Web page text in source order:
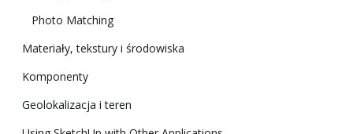
Photo Matching
Materiały, tekstury i środowiska
Komponenty
Geolokalizacja i teren